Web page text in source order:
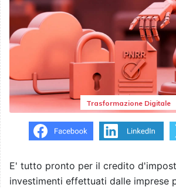
Trasformazione Digitale
E' tutto pronto per il credito
investimenti effettuati dalle imprese